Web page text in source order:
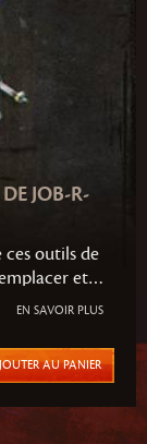
JOB-R-
ces outils de
et
de la Tyrie.
d'arbres) et
EN SAVOIR PLUS
AU PANIER